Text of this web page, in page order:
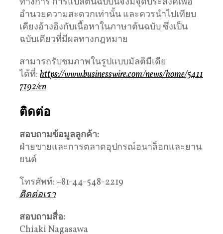
อำนวยความสะดวกเท่านั้น และควรนำไปเทียบ
เคียงอ้างอิงกับเนื้อหาในภาษาต้นฉบับ ซึ่งเป็น
ฉบับเดียวที่มีผลทางกฎหมาย
สามารถรับชมภาพในรูปแบบมัลติมีเดีย
ได้ที่: https://www.businesswire.com/news/home/5411
7192/en
ติดต่อ
สอบถามข้อมูลลูกค้า:
ฝ่ายขายและการตลาดอุปกรณ์อนาล็อกและยาน
ยนต์
โทรศัพท์: +81-44-548-2219
ติดต่อเรา
สอบถามสื่อ:
Chiaki Nagasawa